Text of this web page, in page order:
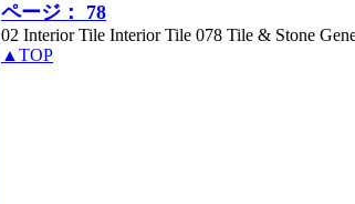
ページ： 78
02 Interior Tile Interior Tile 078 Tile & Stone
▲TOP